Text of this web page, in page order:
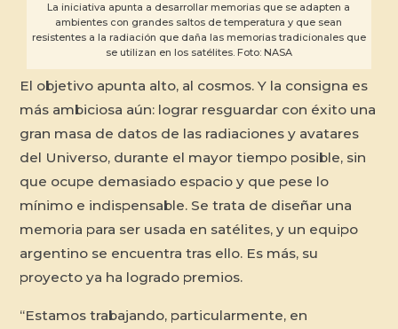
La iniciativa apunta a desarrollar memorias que se adapten a
ambientes con grandes saltos de temperatura y que sean
resistentes a la radiación que daña las memorias tradicionales que
se utilizan en los satélites. Foto: NASA
El objetivo apunta alto, al cosmos. Y la consigna es
más ambiciosa aún: lograr resguardar con éxito una
gran masa de datos de las radiaciones y avatares
del Universo, durante el mayor tiempo posible, sin
que ocupe demasiado espacio y que pese lo
mínimo e indispensable. Se trata de diseñar una
memoria para ser usada en satélites, y un equipo
argentino se encuentra tras ello. Es más, su
proyecto ya ha logrado premios.
“Estamos trabajando, particularmente, en